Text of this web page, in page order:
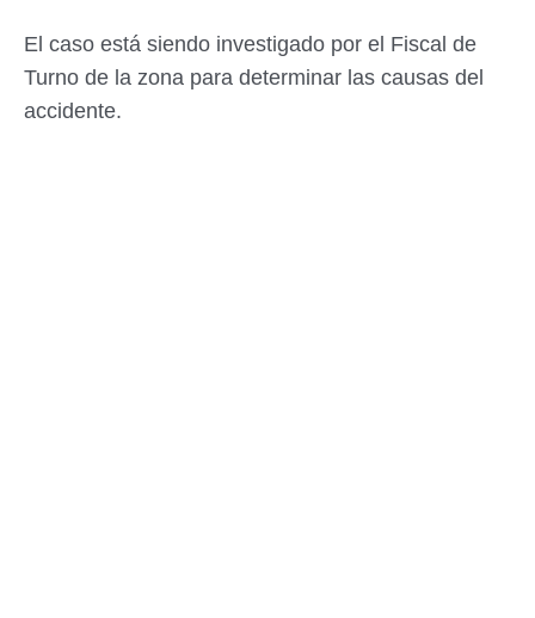
El caso está siendo investigado por el Fiscal de
Turno de la zona para determinar las causas del
accidente.